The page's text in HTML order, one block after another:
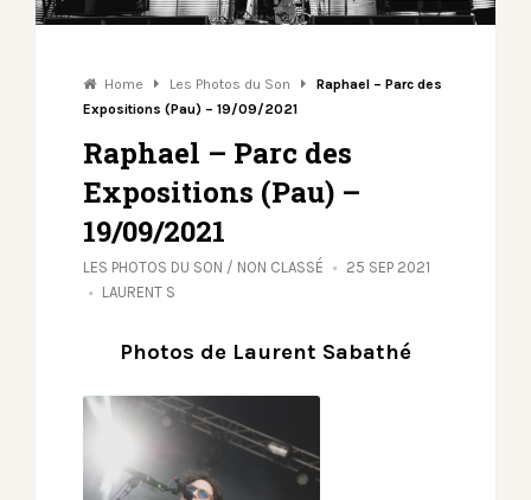
Home Les Photos du Son
Raphael – Parc des
Expositions (Pau) – 19/09/2021
Raphael – Parc des
Expositions (Pau) –
19/09/2021
LES PHOTOS DU SON / NON CLASSÉ
25 SEP 2021
LAURENT S
Photos de Laurent Sabathé